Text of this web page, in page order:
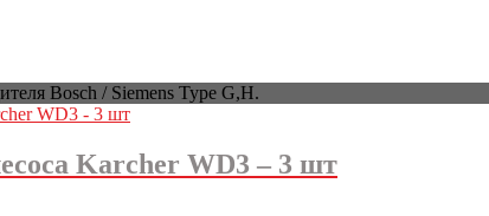
Bosch / Siemens Type G,H.
Karcher WD3 – 3 шт